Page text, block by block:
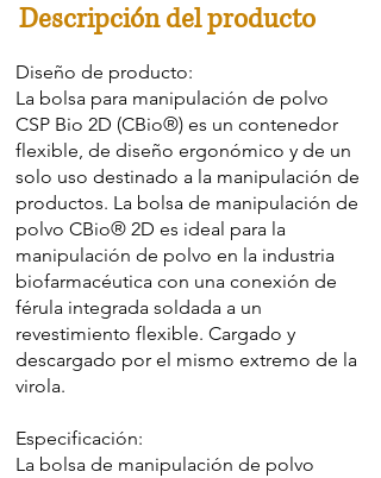
Descripción del producto
Diseño de producto:
La bolsa para manipulación de polvo
CSP Bio 2D (CBio®) es un contenedor
flexible, de diseño ergonómico y de un
solo uso destinado a la manipulación de
productos. La bolsa de manipulación de
polvo CBio® 2D es ideal para la
manipulación de polvo en la industria
biofarmacéutica con una conexión de
férula integrada soldada a un
revestimiento flexible. Cargado y
descargado por el mismo extremo de la
virola.
Especificación:
La bolsa de manipulación de polvo